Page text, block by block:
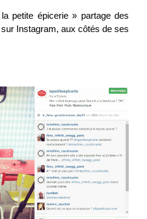
petite épicerie » partage des
Instagram, aux côtés de ses